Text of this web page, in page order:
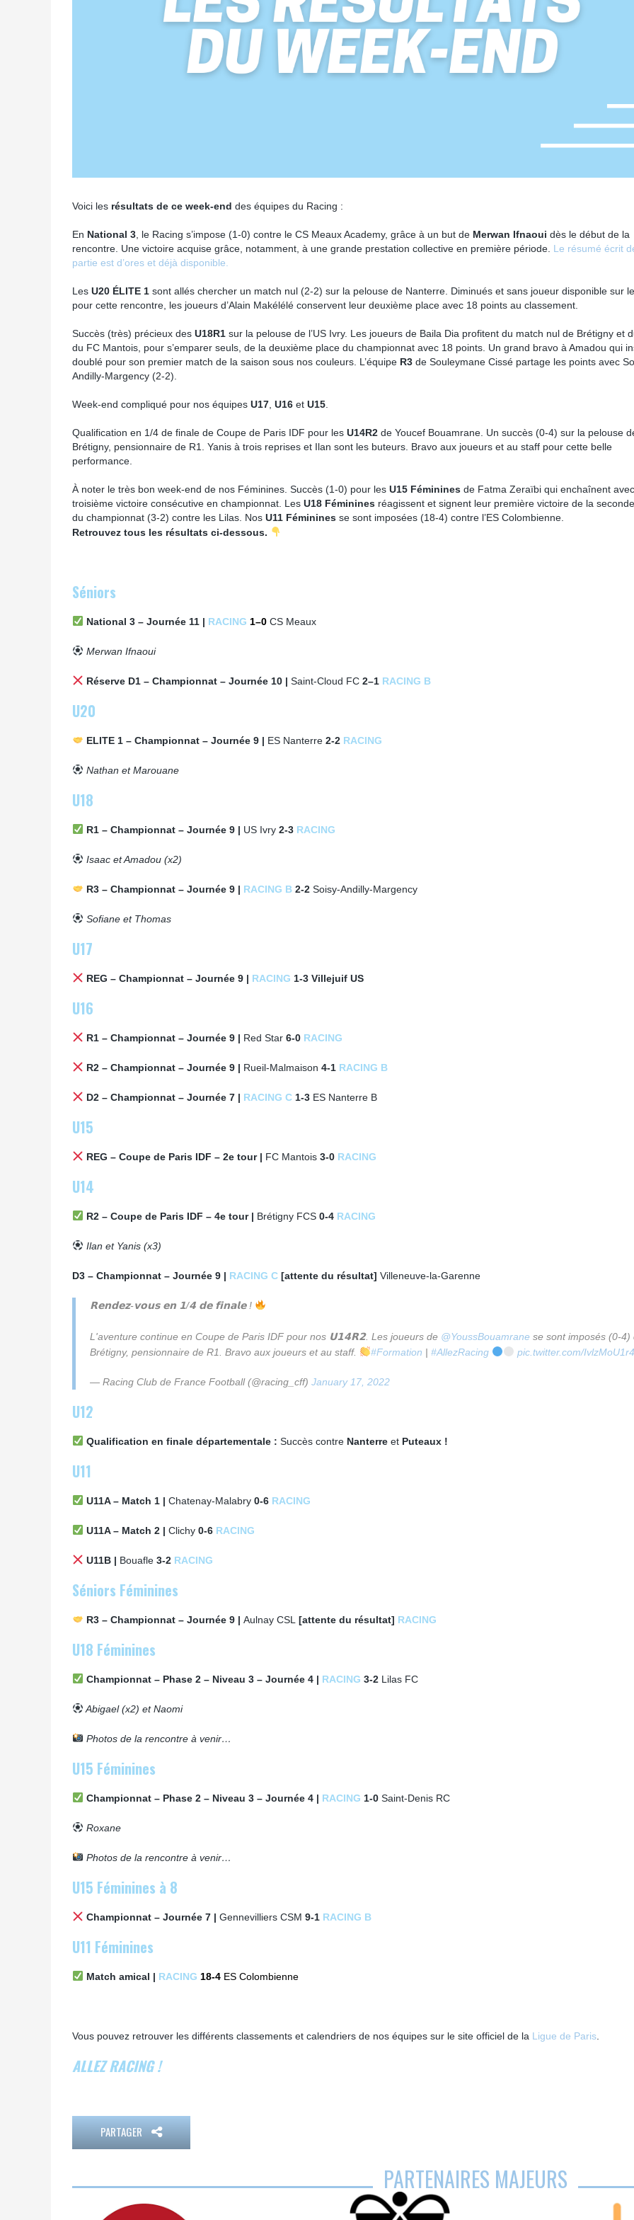
Voici les résultats de ce week-end des équipes du Racing :
En National 3 , le Racing s’impose (1-0) contre le CS Meaux Academy, grâce à un but de Merwan Ifnaoui dès le début de la
rencontre. Une victoire acquise grâce, notamment, à une grande prestation collective en première période. Le résumé écrit
partie est d’ores et déjà disponible.
Les U20 ÉLITE 1 sont allés chercher un match nul (2-2) sur la pelouse de Nanterre. Diminués et sans joueur disponible sur
pour cette rencontre, les joueurs d’Alain Makélélé conservent leur deuxième place avec 18 points au classement.
Succès (très) précieux des U18R1 sur la pelouse de l’US Ivry. Les joueurs de Baila Dia profitent du match nul de Brétigny et
du FC Mantois, pour s’emparer seuls, de la deuxième place du championnat avec 18 points. Un grand bravo à Amadou qui
doublé pour son premier match de la saison sous nos couleurs. L’équipe R3 de Souleymane Cissé partage les points avec
Andilly-Margency (2-2).
Week-end compliqué pour nos équipes U17 U16 et U15
Qualification en 1/4 de finale de Coupe de Paris IDF pour les U14R2 de Youcef Bouamrane. Un succès (0-4) sur la pelouse
Brétigny, pensionnaire de R1. Yanis à trois reprises et Ilan sont les buteurs. Bravo aux joueurs et au staff pour cette belle
performance.
À noter le très bon week-end de nos Féminines. Succès (1-0) pour les U15 Féminines de Fatma Zeraïbi qui enchaînent
troisième victoire consécutive en championnat. Les U18 Féminines réagissent et signent leur première victoire de la
du championnat (3-2) contre les Lilas. Nos U11 Féminines se sont imposées (18-4) contre l’ES Colombienne.
Retrouvez tous les résultats ci-dessous.
Séniors
National 3 – Journée 11 | RACING 1–0 CS Meaux
Merwan Ifnaoui
Réserve D1 – Championnat – Journée 10 | Saint-Cloud FC2–1 RACING B
U20
ELITE 1 – Championnat – Journée 9 | ES Nanterre 2-2 RACING
Nathan et Marouane
U18
R1 – Championnat – Journée 9 | US Ivry2-3 RACING
Isaac et Amadou (x2)
R3 – Championnat – Journée 9 | RACING B2-2 Soisy-Andilly-Margency
Sofiane et Thomas
U17
REG – Championnat – Journée 9 | RACING 1-3 Villejuif US
U16
R1 – Championnat – Journée 9 | Red Star 6-0 RACING
R2 – Championnat – Journée 9 | Rueil-Malmaison 4-1 RACING B
D2 – Championnat – Journée 7 | RACING C1-3 ES Nanterre B
U15
REG – Coupe de Paris IDF – 2e tour | FC Mantois3-0 RACING
U14
R2 – Coupe de Paris IDF – 4e tour | Brétigny FCS0-4 RACING
Ilan et Yanis (x3)
D3 – Championnat – Journée 9 | RACING C [attente du résultat] Villeneuve-la-Garenne
𝗥𝗲𝗻𝗱𝗲𝘇-𝘃𝗼𝘂𝘀 𝗲𝗻 𝟭/𝟰 𝗱𝗲 𝗳𝗶𝗻𝗮𝗹𝗲 !
L'aventure continue en Coupe de Paris IDF pour nos 𝗨𝟭𝟰𝗥𝟮. Les joueurs de @YoussBouamrane se sont imposés (0-4)
Brétigny, pensionnaire de R1. Bravo aux joueurs et au staff.
#Formation | #AllezRacing pic.twitter.com/IvlzMoU1r4
— Racing Club de France Football (@racing_cff) January 17, 2022
U12
Qualification en finale départementale : Succès contreNanterre etPuteaux !
U11
U11A – Match 1 | Chatenay-Malabry0-6 RACING
U11A – Match 2 | Clichy0-6 RACING
U11B | Bouafle 3-2 RACING
Séniors Féminines
R3 – Championnat – Journée 9 | Aulnay CSL [attente du résultat] RACING
U18 Féminines
Championnat – Phase 2 – Niveau 3 – Journée 4 | RACING 3-2 Lilas FC
Abigael (x2) et Naomi
Photos de la rencontre à venir…
U15 Féminines
Championnat – Phase 2 – Niveau 3 – Journée 4 | RACING 1-0 Saint-Denis RC
Roxane
Photos de la rencontre à venir…
U15 Féminines à 8
Championnat – Journée 7 | Gennevilliers CSM 9-1 RACING B
U11 Féminines
Match amical | RACING 18-4 ES Colombienne
Vous pouvez retrouver les différents classements et calendriers de nos équipes sur le site officiel de la Ligue de Paris
ALLEZ RACING !
PARTAGER
PARTENAIRES MAJEURS